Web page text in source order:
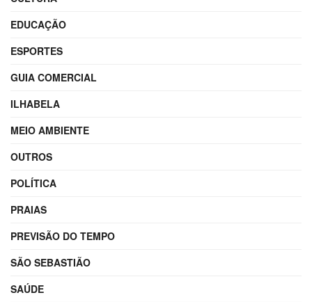
EDUCAÇÃO
ESPORTES
GUIA COMERCIAL
ILHABELA
MEIO AMBIENTE
OUTROS
POLÍTICA
PRAIAS
PREVISÃO DO TEMPO
SÃO SEBASTIÃO
SAÚDE